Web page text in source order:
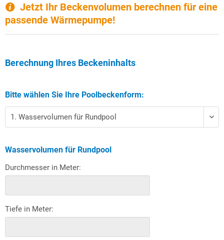
Jetzt Ihr Beckenvolumen berechnen für eine
passende Wärmepumpe!
Berechnung Ihres Beckeninhalts
Bitte wählen Sie Ihre Poolbeckenform:
Wasservolumen für Rundpool
Durchmesser in Meter:
Tiefe in Meter: